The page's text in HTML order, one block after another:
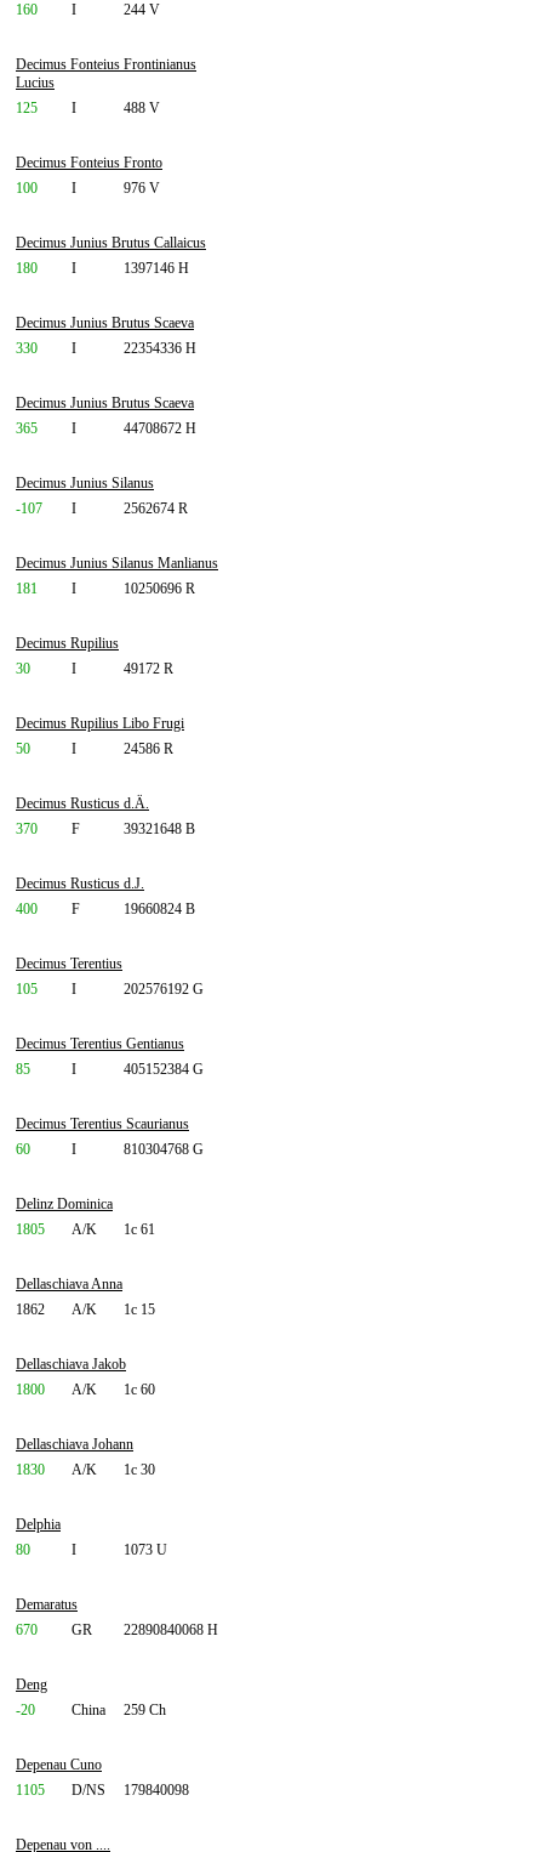
160
I 244 V
Decimus Fonteius Frontinianus
Lucius
125
I 488 V
Decimus Fonteius Fronto
100
I 976 V
Decimus Junius Brutus Callaicus
180
I 1397146 H
Decimus Junius Brutus Scaeva
330
I 22354336 H
Decimus Junius Brutus Scaeva
365
I 44708672 H
Decimus Junius Silanus
-107
I 2562674 R
Decimus Junius Silanus Manlianus
181
I 10250696 R
Decimus Rupilius
30
I 49172 R
Decimus Rupilius Libo Frugi
50
I 24586 R
Decimus Rusticus d.Ä.
370
F 39321648 B
Decimus Rusticus d.J.
400
F 19660824 B
Decimus Terentius
105
I 202576192 G
Decimus Terentius Gentianus
85
I 405152384 G
Decimus Terentius Scaurianus
60
I 810304768 G
Delinz Dominica
1805
A/K 1c 61
Dellaschiava Anna
1862
A/K 1c 15
Dellaschiava Jakob
1800
A/K 1c 60
Dellaschiava Johann
1830
A/K 1c 30
Delphia
80
I 1073 U
Demaratus
670
GR 22890840068 H
Deng
-20
China 259 Ch
Depenau Cuno
1105
D/NS 179840098
Depenau von ....